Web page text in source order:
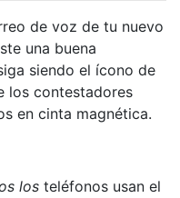
de voz de tu nuevo
una buena
siendo el ícono de
los contestadores
​​en cinta magnética.
los teléfonos usan el